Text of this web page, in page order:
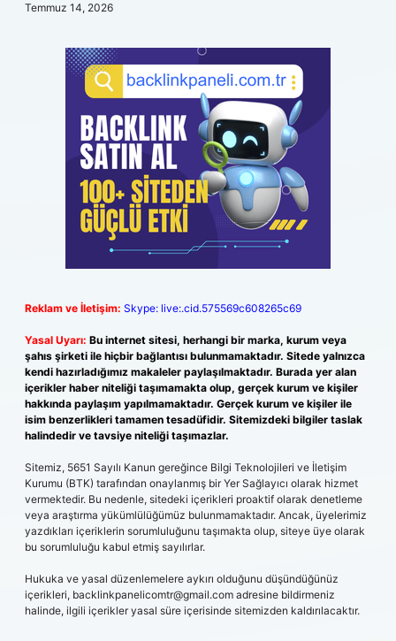
Temmuz 14, 2026
Reklam ve İletişim: Skype: live:.cid.575569c608265c69
Yasal Uyarı: Bu internet sitesi, herhangi bir marka, kurum veya
şahıs şirketi ile hiçbir bağlantısı bulunmamaktadır. Sitede yalnızca
kendi hazırladığımız makaleler paylaşılmaktadır. Burada yer alan
içerikler haber niteliği taşımamakta olup, gerçek kurum ve kişiler
hakkında paylaşım yapılmamaktadır. Gerçek kurum ve kişiler ile
isim benzerlikleri tamamen tesadüfidir. Sitemizdeki bilgiler taslak
halindedir ve tavsiye niteliği taşımazlar.
Sitemiz, 5651 Sayılı Kanun gereğince Bilgi Teknolojileri ve İletişim
Kurumu (BTK) tarafından onaylanmış bir Yer Sağlayıcı olarak hizmet
vermektedir. Bu nedenle, sitedeki içerikleri proaktif olarak denetleme
veya araştırma yükümlülüğümüz bulunmamaktadır. Ancak, üyelerimiz
yazdıkları içeriklerin sorumluluğunu taşımakta olup, siteye üye olarak
bu sorumluluğu kabul etmiş sayılırlar.
Hukuka ve yasal düzenlemelere aykırı olduğunu düşündüğünüz
içerikleri, backlinkpanelicomtr@gmail.com adresine bildirmeniz
halinde, ilgili içerikler yasal süre içerisinde sitemizden kaldırılacaktır.